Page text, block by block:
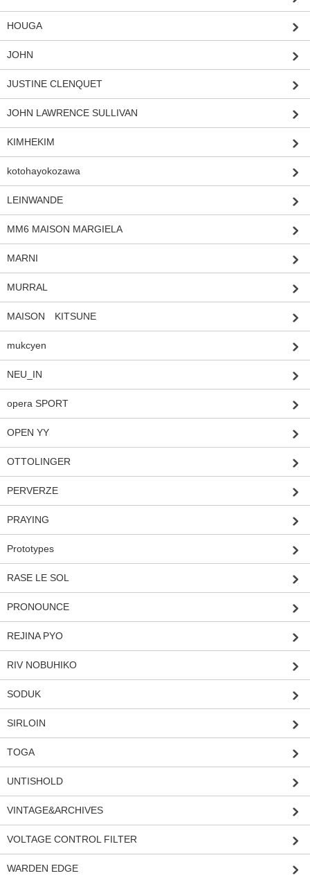
HOUGA
JOHN
JUSTINE CLENQUET
JOHN LAWRENCE SULLIVAN
KIMHEKIM
kotohayokozawa
LEINWANDE
MM6 MAISON MARGIELA
MARNI
MURRAL
MAISON KITSUNE
mukcyen
NEU_IN
opera SPORT
OPEN YY
OTTOLINGER
PERVERZE
PRAYING
Prototypes
RASE LE SOL
PRONOUNCE
REJINA PYO
RIV NOBUHIKO
SODUK
SIRLOIN
TOGA
UNTISHOLD
VINTAGE&ARCHIVES
VOLTAGE CONTROL FILTER
WARDEN EDGE